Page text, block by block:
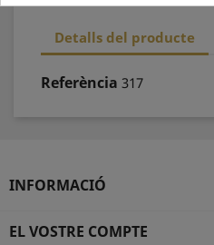
Detalls del producte
Referència 317
INFORMACIÓ
EL VOSTRE COMPTE